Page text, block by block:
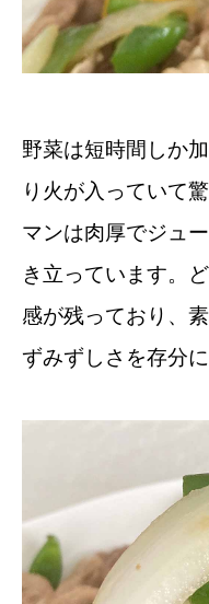
野菜は短時間しか
り火が入っていて
マンは肉厚でジュ
き立っています。
感が残っており、
ずみずしさを存分